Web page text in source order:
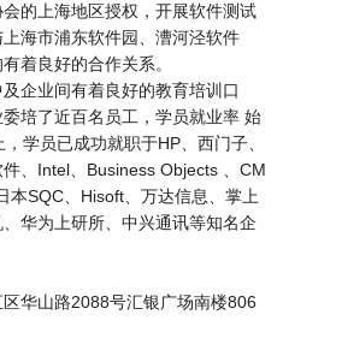
的上海地区授权，开展软件测试
海市浦东软件园、漕河泾软件
着良好的合作关系。
企业间有着良好的教育培训口
培了近百名员工，学员就业率 始
学员已成功就职于HP、西门子、
、Intel、Business Objects 、CM
本SQC、Hisoft、万达信息、掌上
华为上研所、中兴通讯等知名企
华山路2088号汇银广场南楼806